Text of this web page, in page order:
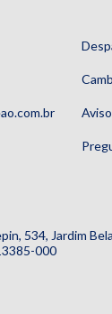
534, Jardim
000